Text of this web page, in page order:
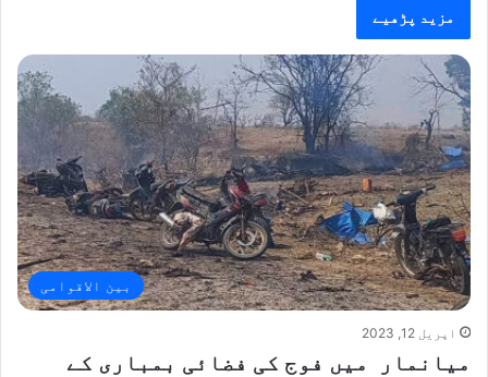
مزید پڑھیے
بین الاقوامی
اپریل 12, 2023
میانمار میں فوج کی فضائی بمباری کے